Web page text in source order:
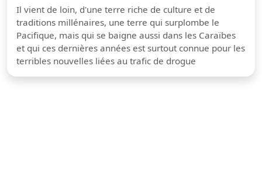
Il vient de loin, d'une terre riche de culture et de
traditions millénaires, une terre qui surplombe le
Pacifique, mais qui se baigne aussi dans les Caraïbes
et qui ces dernières années est surtout connue pour les
terribles nouvelles liées au trafic de drogue